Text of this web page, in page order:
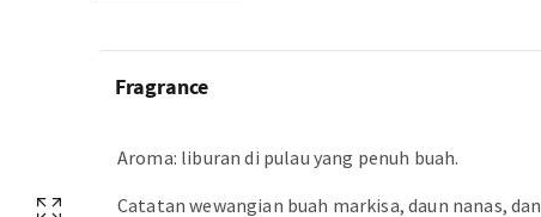
Fragrance
Aroma: liburan di pulau yang penuh buah.
Catatan wewangian buah markisa, daun nanas, dan